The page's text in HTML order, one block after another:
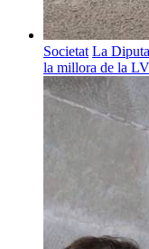
Societat La
la millora de la